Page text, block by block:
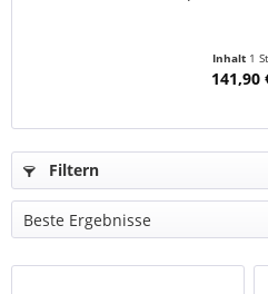
Inhalt 1
141,90
Filtern